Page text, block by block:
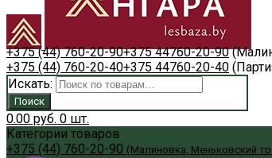
+375 (44) 760-20-90+375 44760-20-90
+375 (44) 760-20-40+375 44760-20-40
Искать:
Поиск
0.00 руб. 0 шт.
Категории товаров
+375 (44) 760-20-90 (Малиновка, Меньковский